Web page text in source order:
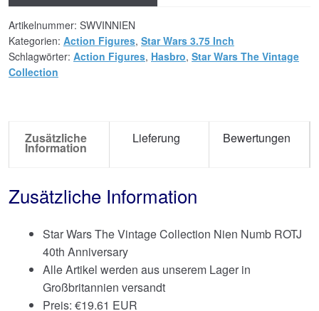
Artikelnummer: SWVINNIEN
Kategorien: Action Figures, Star Wars 3.75 Inch
Schlagwörter: Action Figures, Hasbro, Star Wars The Vintage
Collection
Zusätzliche
Information
Lieferung Bewertungen
Zusätzliche Information
Star Wars The Vintage Collection Nien Numb ROTJ
40th Anniversary
Alle Artikel werden aus unserem Lager in
Großbritannien versandt
Preis: €19.61 EUR